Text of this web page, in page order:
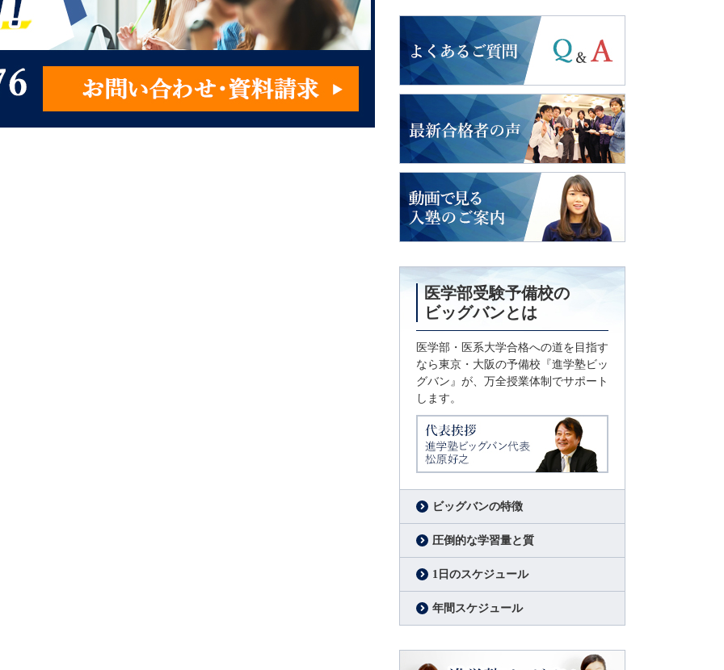
よくあるご質問
2018年度入試
最新合格者の声
入塾のご案内
医学部受験予備校の
ビッグバンとは
医学部・医系大学合格への道を目指す
なら東京・大阪の予備校『進学塾ビッ
グバン』が、万全授業体制でサポート
します。
松原好之
ビッグバンの特徴
圧倒的な学習量と質
1日のスケジュール
年間スケジュール